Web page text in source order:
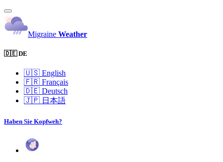
Migraine Weather
🇩🇪 DE
🇺🇸 English
🇫🇷 Français
🇩🇪 Deutsch
🇯🇵 日本語
Haben Sie Kopfweh?